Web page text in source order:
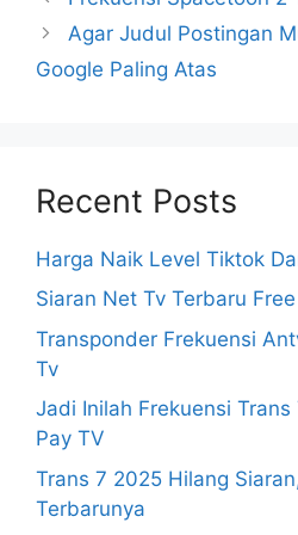
Agar Judul Postingan
Google Paling Atas
Recent Posts
Harga Naik Level Tiktok
Siaran Net Tv Terbaru
Transponder Frekuensi
Tv
Jadi Inilah Frekuensi Trans
Pay TV
Trans 7 2025 Hilang
Terbarunya